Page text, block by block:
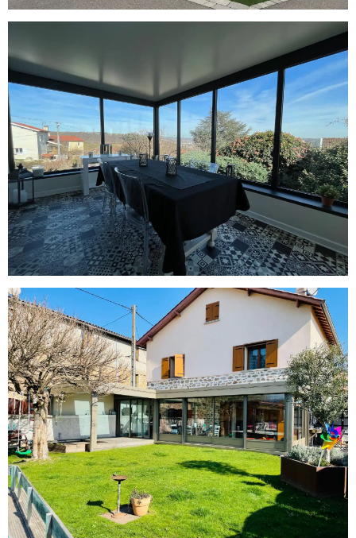
Loire sur Rhône : Véranda aluminium
posé par A2B Concept
Vaugneray : Véranda Aluminium
avec Prolongation Pergola par A2B
Concept